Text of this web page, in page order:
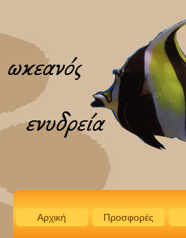
Αρχική Προσφορές